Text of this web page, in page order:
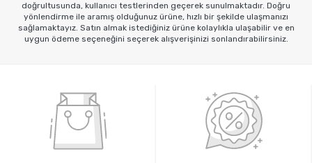
doğrultusunda, kullanıcı testlerinden geçerek sunulmaktadır. Doğru
yönlendirme ile aramış olduğunuz ürüne, hızlı bir şekilde ulaşmanızı
sağlamaktayız. Satın almak istediğiniz ürüne kolaylıkla ulaşabilir ve en
uygun ödeme seçeneğini seçerek alışverişinizi sonlandırabilirsiniz.